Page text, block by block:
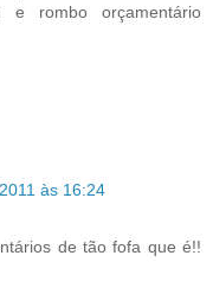
e rombo orçamentário
às 16:24
de tão fofa que é!!